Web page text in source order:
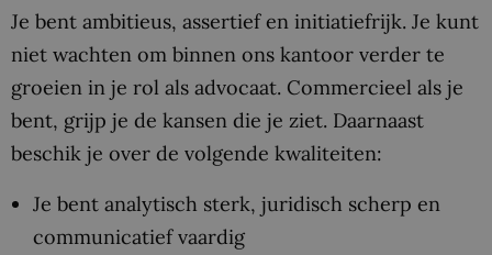
Je bent ambitieus, assertief en initiatiefrijk. Je kunt
niet wachten om binnen ons kantoor verder te
groeien in je rol als advocaat. Commercieel als je
bent, grijp je de kansen die je ziet. Daarnaast
beschik je over de volgende kwaliteiten:
Je bent analytisch sterk, juridisch scherp en
communicatief vaardig